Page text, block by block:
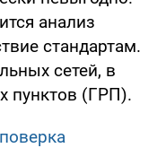
анализ
стандартам.
сетей, в
пунктов (ГРП).
поверка